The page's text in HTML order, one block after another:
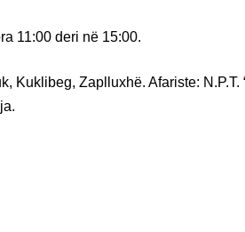
11:00 deri në 15:00.
Kuklibeg, Zaplluxhë. Afariste: N.P.T.